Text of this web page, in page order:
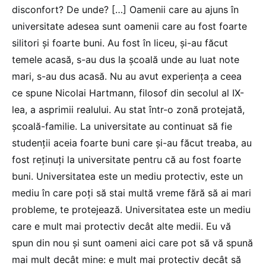
disconfort? De unde? […] Oamenii care au ajuns în
universitate adesea sunt oamenii care au fost foarte
silitori și foarte buni. Au fost în liceu, și-au făcut
temele acasă, s-au dus la școală unde au luat note
mari, s-au dus acasă. Nu au avut experiența a ceea
ce spune Nicolai Hartmann, filosof din secolul al IX-
lea, a asprimii realului. Au stat într-o zonă protejată,
școală-familie. La universitate au continuat să fie
studenții aceia foarte buni care și-au făcut treaba, au
fost reținuți la universitate pentru că au fost foarte
buni. Universitatea este un mediu protectiv, este un
mediu în care poți să stai multă vreme fără să ai mari
probleme, te protejează. Universitatea este un mediu
care e mult mai protectiv decât alte medii. Eu vă
spun din nou și sunt oameni aici care pot să vă spună
mai mult decât mine: e mult mai protectiv decât să